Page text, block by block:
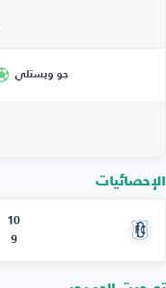
جو ويستلي
الإحصائيات
10
9